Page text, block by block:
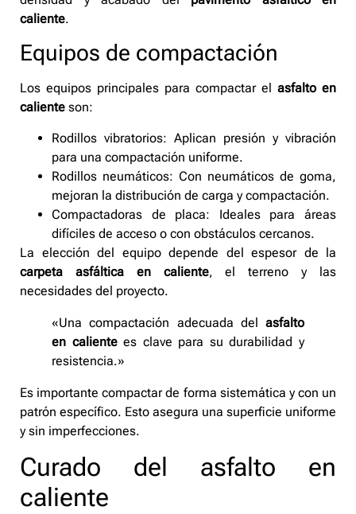
caliente.
Equipos de compactación
Los equipos principales para compactar el asfalto en
caliente son:
Rodillos vibratorios: Aplican presión y vibración
para una compactación uniforme.
Rodillos neumáticos: Con neumáticos de goma,
mejoran la distribución de carga y compactación.
Compactadoras de placa: Ideales para áreas
difíciles de acceso o con obstáculos cercanos.
La elección del equipo depende del espesor de la
carpeta asfáltica en caliente, el terreno y las
necesidades del proyecto.
«Una compactación adecuada del asfalto
en calientees clave para su durabilidad y
resistencia.»
Es importante compactar de forma sistemática y con un
patrón específico. Esto asegura una superficie uniforme
y sin imperfecciones.
Curado del asfalto en
caliente